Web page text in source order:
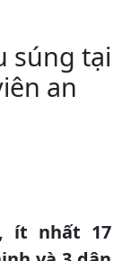
súng tại
an
ít nhất 17